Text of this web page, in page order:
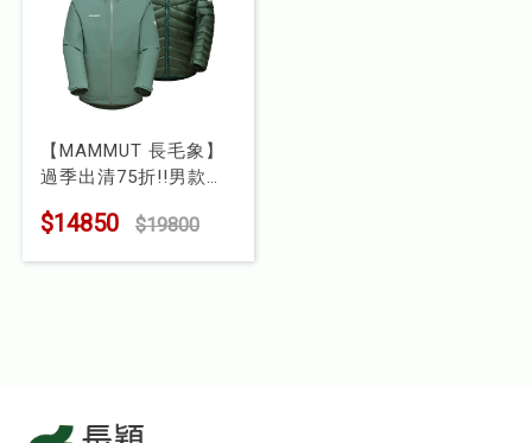
【MAMMUT 長毛象】
過季出清75折!!男款
式防水羽絨外套
$14850 $19800